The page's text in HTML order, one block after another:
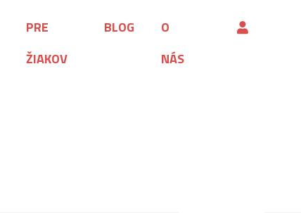
PRE
ŽIAKOV
BLOG
O
NÁS
HĽADAŤ